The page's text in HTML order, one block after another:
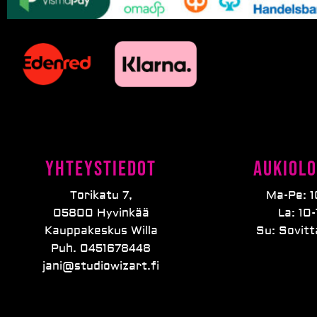
Yhteystiedot
Torikatu 7,
05800 Hyvinkää
Kauppakeskus Willa
Puh. 0451678448
jani@studiowizart.fi
Ma-Pe:
La: 10-
Su: